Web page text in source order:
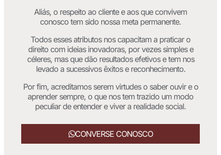
Aliás, o respeito ao cliente e aos que convivem
conosco tem sido nossa meta permanente.
Todos esses atributos nos capacitam a praticar o
direito com ideias inovadoras, por vezes simples e
céleres, mas que dão resultados efetivos e tem nos
levado a sucessivos êxitos e reconhecimento.
Por fim, acreditamos serem virtudes o saber ouvir e o
aprender sempre, o que nos tem trazido um modo
peculiar de entender e viver a realidade social.
CONVERSE CONOSCO